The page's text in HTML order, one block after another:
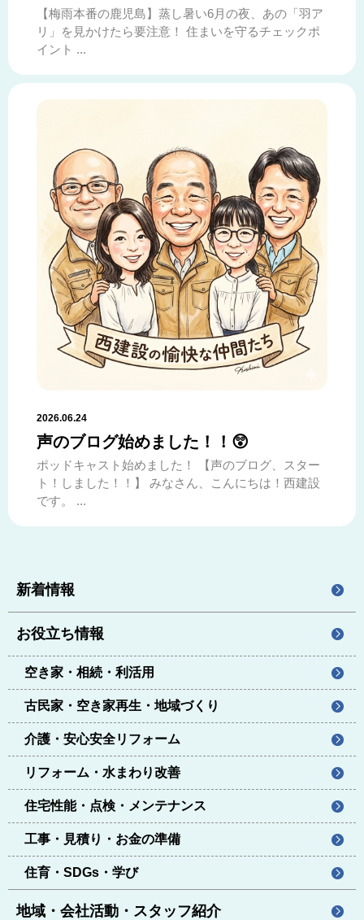
【梅雨本番の鹿児島】蒸し暑い6月の夜、あの「羽ア
リ」を見かけたら要注意！ 住まいを守るチェックポ
イント ...
2026.06.24
声のブログ始めました！！😲
ポッドキャスト始めました！ 【声のブログ、スター
ト！しました！！】 みなさん、こんにちは！西建設
です。 ...
新着情報
お役立ち情報
空き家・相続・利活用
古民家・空き家再生・地域づくり
介護・安心安全リフォーム
リフォーム・水まわり改善
住宅性能・点検・メンテナンス
工事・見積り・お金の準備
住育・SDGs・学び
地域・会社活動・スタッフ紹介